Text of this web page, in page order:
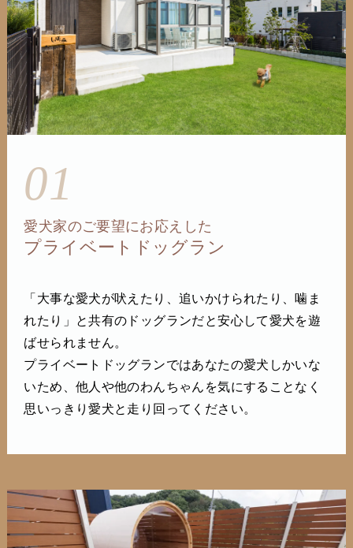
01
愛犬家のご要望にお応えした
プライベートドッグラン
「大事な愛犬が吠えたり、追いかけられたり、噛ま
れたり」と共有のドッグランだと安心して愛犬を遊
ばせられません。
プライベートドッグランではあなたの愛犬しかいな
いため、他人や他のわんちゃんを気にすることなく
思いっきり愛犬と走り回ってください。